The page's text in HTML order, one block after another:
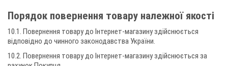
Порядок повернення товару належної якості
10.1. Повернення товару до Інтернет-магазину здійснюється
відповідно до чинного законодавства України.
10.2. Повернення товару до Інтернет-магазину здійснюється за